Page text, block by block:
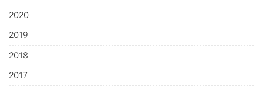
2020
2019
2018
2017